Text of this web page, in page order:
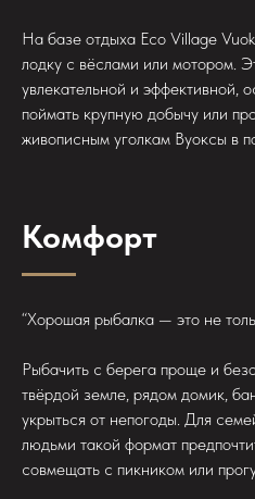
На базе отдыха Eco Village
лодку с вёслами или мотором.
увлекательной и эффективной,
поймать крупную добычу или
живописным уголкам Вуоксы в
Комфорт
“Хорошая рыбалка — это не
Рыбачить с берега проще и
твёрдой земле, рядом домик,
укрыться от непогоды. Для
людьми такой формат
совмещать с пикником или